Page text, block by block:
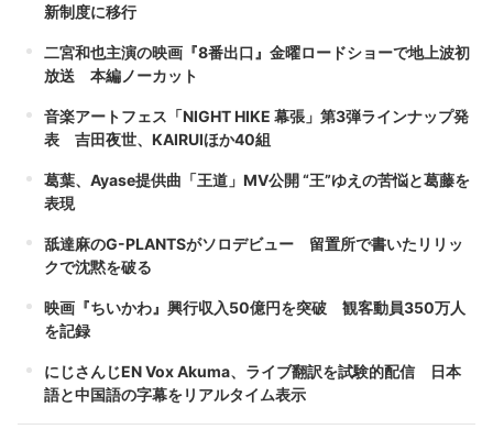
新制度に移行
二宮和也主演の映画『8番出口』金曜ロードショーで地上波初
放送 本編ノーカット
音楽アートフェス「NIGHT HIKE 幕張」第3弾ラインナップ発
表 吉田夜世、KAIRUIほか40組
葛葉、Ayase提供曲「王道」MV公開 “王”ゆえの苦悩と葛藤を
表現
舐達麻のG-PLANTSがソロデビュー 留置所で書いたリリッ
クで沈黙を破る
映画『ちいかわ』興行収入50億円を突破 観客動員350万人
を記録
にじさんじEN Vox Akuma、ライブ翻訳を試験的配信 日本
語と中国語の字幕をリアルタイム表示